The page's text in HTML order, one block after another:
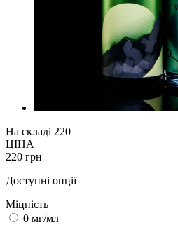
На складі 220
ЦІНА
220 грн
Доступні опції
Міцність
0 мг/мл